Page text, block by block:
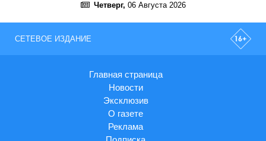
Четверг, 06 Августа 2026
СЕТЕВОЕ ИЗДАНИЕ
Главная страница
Новости
Эксклюзив
О газете
Реклама